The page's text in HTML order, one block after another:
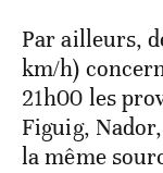
Par ailleurs,
km/h)
21h00 les
Figuig,
la même